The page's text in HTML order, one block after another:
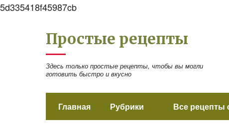
5d335418f45987cb
Простые рецепты
Здесь только простые рецепты, чтобы вы могли
готовить быстро и вкусно
Главная Рубрики Все рецепты